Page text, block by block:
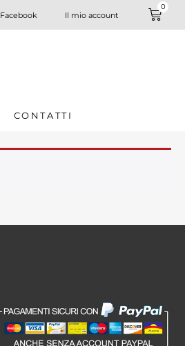
Facebook Il mio account
0
CONTATTI